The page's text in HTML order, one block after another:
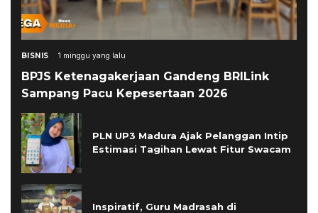
BISNIS 1 minggu yang lalu
BPJS Ketenagakerjaan Gandeng BRILink
Sampang Pacu Kepesertaan 2026
PLN UP3 Madura Ajak Pelanggan Intip
Estimasi Tagihan Lewat Fitur Swacam
Inspiratif, Guru Madrasah di